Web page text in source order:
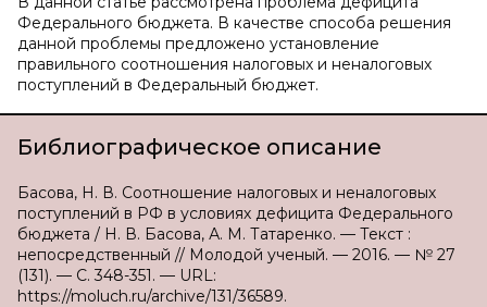
Федерального бюджета. В качестве способа решения
данной проблемы предложено установление
правильного соотношения налоговых и неналоговых
поступлений в Федеральный бюджет.
Библиографическое описание
Басова, Н. В. Соотношение налоговых и неналоговых
поступлений в РФ в условиях дефицита Федерального
бюджета / Н. В. Басова, А. М. Татаренко. — Текст :
непосредственный // Молодой ученый. — 2016. — № 27
(131). — С. 348-351. — URL:
https://moluch.ru/archive/131/36589.